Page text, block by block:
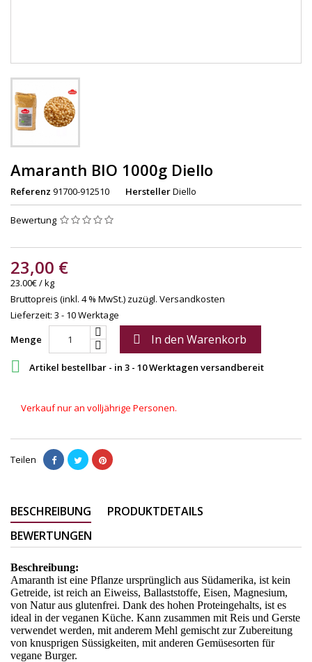
Amaranth BIO 1000g Diello
Referenz 91700-912510 HerstellerDiello
Bewertung
23,00 €
23.00€ / kg
Bruttopreis (inkl. 4 % MwSt.) zuzügl. Versandkosten
Lieferzeit: 3 - 10 Werktage
Menge
 In den Warenkorb
 Artikel bestellbar - in 3 - 10 Werktagen versandbereit
Verkauf nur an volljährige Personen.
Teilen
BESCHREIBUNG
PRODUKTDETAILS
BEWERTUNGEN
Beschreibung:
Amaranth ist eine Pflanze ursprünglich aus Südamerika, ist kein
Getreide, ist reich an Eiweiss, Ballaststoffe, Eisen, Magnesium,
von Natur aus glutenfrei. Dank des hohen Proteingehalts, ist es
ideal in der veganen Küche. Kann zusammen mit Reis und Gerste
verwendet werden, mit anderem Mehl gemischt zur Zubereitung
von knusprigen Süssigkeiten, mit anderen Gemüsesorten für
vegane Burger.